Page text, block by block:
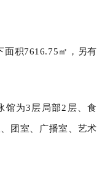
面积7616.75㎡，另有
馆为3 层局部2 层、食
团室、广播室、艺术